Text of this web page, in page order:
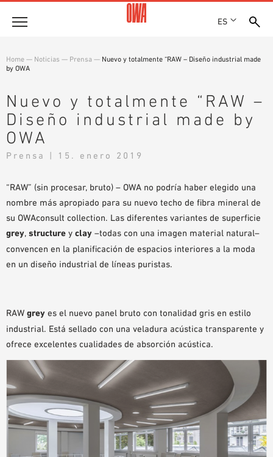
ES
EMPLAZAMIENTOS
PRENSA
SHOWROOM 7TH FLOOR
RESUMEN DE PRODUCTOS
BÚSQUEDA GUIADA
BÚSQUEDA TÉCNICA
Soluciones
FUNCIONES
ÁREAS DE UTILIZACIÓN
Atención al cliente
TEXTOS SOBRE LICITACIONES PÚBLICAS
DESCARGAS
DECLARACIÓN DE PRESTACIONES (DOP)
PEDIDO DE MUESTRAS
Home — Noticias — Prensa — Nuevo y totalmente “RAW – Diseño industrial made
by OWA
Nuevo y totalmente “RAW –
Diseño industrial made by
OWA
Prensa | 15. enero 2019
“RAW” (sin procesar, bruto) – OWA no podría haber elegido una
nombre más apropiado para su nuevo techo de fibra mineral de
su OWAconsult collection. Las diferentes variantes de superficie
grey, structure y clay –todas con una imagen material natural–
convencen en la planificación de espacios interiores a la moda
en un diseño industrial de líneas puristas.
RAW grey es el nuevo panel bruto con tonalidad gris en estilo
industrial. Está sellado con una veladura acústica transparente y
ofrece excelentes cualidades de absorción acústica.